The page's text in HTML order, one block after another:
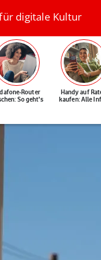
digitale Kultur
Router
So geht's
Handy auf
kaufen: Alle